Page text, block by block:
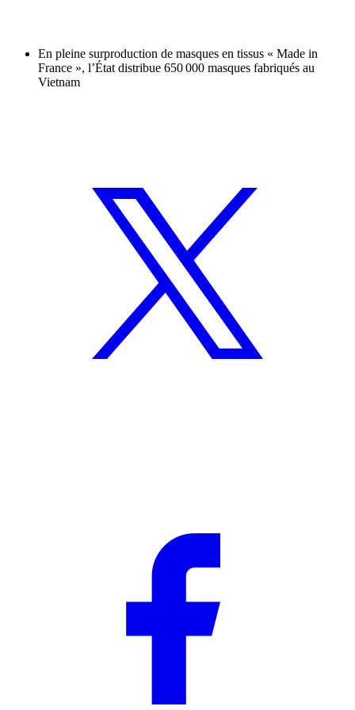
En pleine surproduction de masques en tissus « Made in
France », l’État distribue 650 000 masques fabriqués au
Vietnam